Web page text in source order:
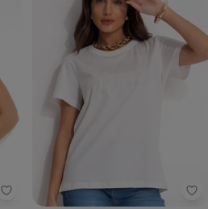
Quintess - Blusa (Off White) em